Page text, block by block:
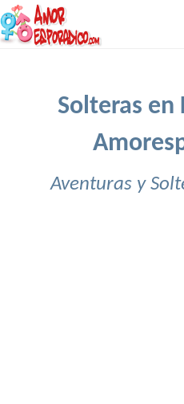
Solteras en
Aventuras y